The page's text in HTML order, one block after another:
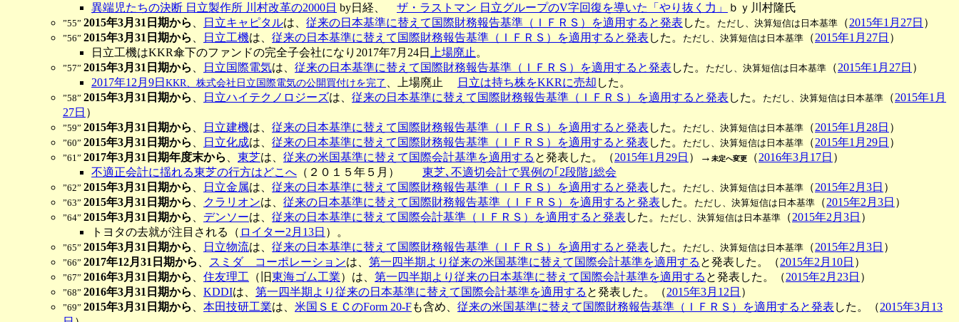
異端児たちの決断 日立製作所 川村改革の2000日 by日経、 ザ・ラストマン 日立グループのV字回復を導いた「やり抜く力」 ｂｙ川村隆氏
”55” 2015年3月31日期から 日立キャピタルは、 従来の日本基準に替えて国際財務報告基準（ＩＦＲＳ）を適用すると発表 した。 ただし、決算短信は日本基準 （2015年1月27日 ）
”56” 2015年3月31日期から 日立工機は、 従来の日本基準に替えて国際財務報告基準（ＩＦＲＳ）を適用すると発表 した。 ただし、決算短信は日本基準 （2015年1月27日 ）
日立工機はKKR傘下のファンドの完全子会社になり2017年7月24日
上場廃止 。
”57” 2015年3月31日期から 日立国際電気は、 従来の日本基準に替えて国際財務報告基準（ＩＦＲＳ）を適用すると発表 した。 ただし、決算短信は日本基準 （2015年1月27日 ）
2017年12月9日 KKR、株式会社日立国際電気の公開買付けを完了 、上場廃止 日立は持ち株をKKRに売却 した。
”58” 2015年3月31日期から 日立ハイテクノロジーズは、 従来の日本基準に替えて国際財務報告基準（ＩＦＲＳ）を適用すると発表 した。 ただし、決算短信は日本基準 （2015年1月
27日 ）
”59” 2015年3月31日期から 日立建機は、 従来の日本基準に替えて国際財務報告基準（ＩＦＲＳ）を適用すると発表 した。 ただし、決算短信は日本基準 （2015年1月28日 ）
”60” 2015年3月31日期から 日立化成は、 従来の日本基準に替えて国際財務報告基準（ＩＦＲＳ）を適用すると発表 した。 ただし、決算短信は日本基準 （2015年1月29日 ）
”61” 2017年3月31日期年度末から 東芝は、 従来の米国基準に替えて国際会計基準を適用する と発表した。（2015年1月29日 ）→ 未定へ変更 （2016年3月17日 ）
不適正会計に揺れる東芝の行方はどこへ （２０１５年５月） 東芝､不適切会計で異例の｢2段階｣総会
”62” 2015年3月31日期から 日立金属は、 従来の日本基準に替えて国際財務報告基準（ＩＦＲＳ）を適用すると発表 した。 ただし、決算短信は日本基準 （2015年2月3日 ）
”63” 2015年3月31日期から クラリオンは、 従来の日本基準に替えて国際財務報告基準（ＩＦＲＳ）を適用すると発表 した。 ただし、決算短信は日本基準 （2015年2月3日 ）
”64” 2015年3月31日期から デンソーは、 従来の日本基準に替えて国際会計基準（ＩＦＲＳ）を適用すると発表 した。 ただし、決算短信は日本基準 （2015年2月3日 ）
トヨタの去就が注目される（ ロイター2月13日 ）。
”65” 2015年3月31日期から 日立物流は、 従来の日本基準に替えて国際財務報告基準（ＩＦＲＳ）を適用すると発表 した。 ただし、決算短信は日本基準 （2015年2月3日 ）
”66” 2017年12月31日期から スミダ コーポレーションは、 第一四半期より従来の米国基準に替えて国際会計基準を適用する と発表した。（2015年2月10日 ）
”67” 2016年3月31日期から 住友理工 （旧東海ゴム工業）は、 第一四半期より従来の日本基準に替えて国際会計基準を適用する と発表した。（2015年2月23日 ）
”68” 2016年3月31日期から KDDIは、 第一四半期より従来の日本基準に替えて国際会計基準を適用する と発表した。（2015年3月12日 ）
”69” 2015年3月31日期から 本田技研工業は、 米国ＳＥＣのForm 20-Fも含め、 従来の米国基準に替えて国際財務報告基準（ＩＦＲＳ）を適用すると発表 した。（2015年3月13